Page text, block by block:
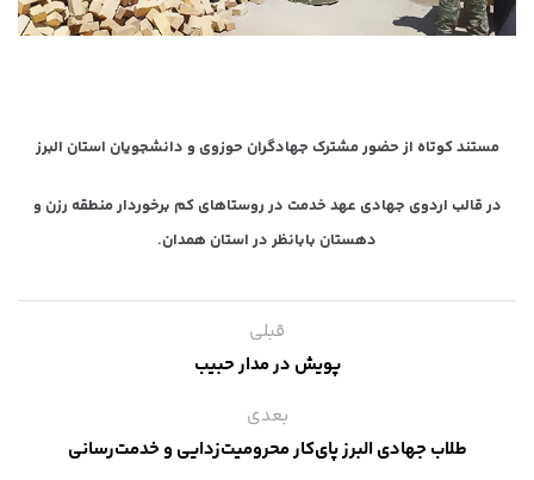
مستند کوتاه از حضور مشترک جهادگران حوزوی و دانشجویان استان البرز
در قالب اردوی جهادی عهد خدمت در روستاهای کم برخوردار منطقه رزن و
دهستان بابانظر در استان همدان.
قبلی
پویش در مدار حبیب
بعدی
طلاب جهادی البرز پای‌کار محرومیت‌زدایی و خدمت‌رسانی